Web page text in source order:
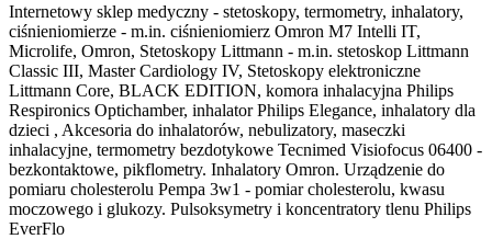
Internetowy sklep medyczny - stetoskopy, termometry, inhalatory,
ciśnieniomierze - m.in. ciśnieniomierz Omron M7 Intelli IT,
Microlife, Omron, Stetoskopy Littmann - m.in. stetoskop Littmann
Classic III, Master Cardiology IV, Stetoskopy elektroniczne
Littmann Core, BLACK EDITION, komora inhalacyjna Philips
Respironics Optichamber, inhalator Philips Elegance, inhalatory dla
dzieci , Akcesoria do inhalatorów, nebulizatory, maseczki
inhalacyjne, termometry bezdotykowe Tecnimed Visiofocus 06400 -
bezkontaktowe, pikflometry. Inhalatory Omron. Urządzenie do
pomiaru cholesterolu Pempa 3w1 - pomiar cholesterolu, kwasu
moczowego i glukozy. Pulsoksymetry i koncentratory tlenu Philips
EverFlo